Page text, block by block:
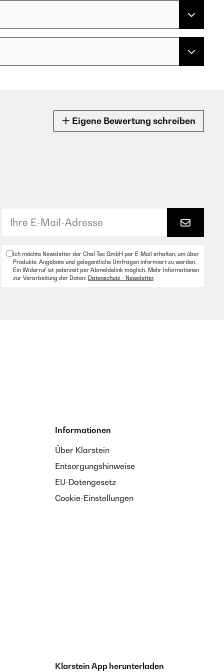
Eigene Bewertung schreiben
Ich möchte Newsletter der Chal-Tec GmbH per E-Mail erhalten, um über
Produkte, Angebote und gelegentliche Umfragen informiert zu werden.
Ein Widerruf ist jederzeit per Abmeldelink möglich. Mehr Informationen
zur Verarbeitung der Daten: Datenschutz - Newsletter.
Informationen
Über Klarstein
Entsorgungshinweise
EU-Datengesetz
Cookie-Einstellungen
Klarstein App herunterladen